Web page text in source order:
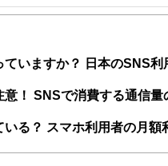
編集部は、金融、経済に関す
記事掲載まですべての工程に関わる
の特徴は、ファイナンシャル
認会計士、社会保険労務士、行政書
ていますか？ 日本のSNS利
意！ SNSで消費する通信量
いる？ スマホ利用者の月額